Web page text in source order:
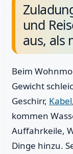
und
aus, als
Beim
Gewicht
Geschirr, Kabel
kommen
Auffahrkeile,
Dinge hinzu.